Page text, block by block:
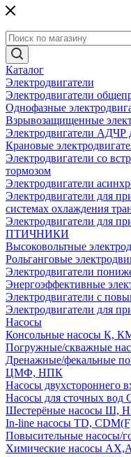
Каталог
Электродвигатели
Электродвигатели
Однофазные
Взрывозащищенные
Электродвигатели АДЧР
Крановые
Электродвигатели со
тормозом
Электродвигатели
Электродвигатели для
системах охлаждения
Электродвигатели для
ПТИЧНИКИ
Высоковольтные
Рольганговые
Электродвигатели
Энергоэффективные
Электродвигатели с
Электродвигатели для
Насосы
Консольные насосы К,
Погружные/скважные
Дренажные/фекальные
ЦМФ, НПК
Насосы двухстороннего
Насосы для сточных
Шестерёные насосы Ш,
In-line насосы TD,
Повысительные насосы/
Химические насосы